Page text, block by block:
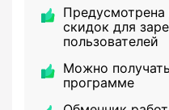
Предусмотрена
скидок для
пользователей
Можно
программе